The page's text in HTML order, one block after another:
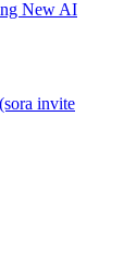
New AI
invite